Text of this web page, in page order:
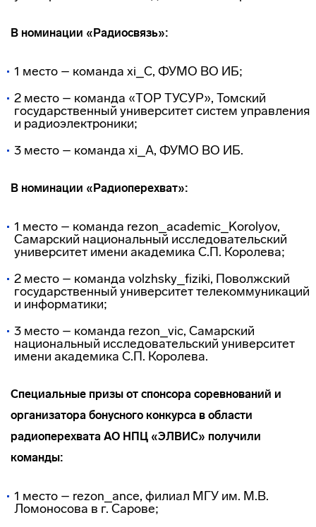
В номинации «Радиосвязь»:
1 место – команда xi_C, ФУМО ВО ИБ;
2 место – команда «ТОР ТУСУР», Томский
государственный университет систем управления
и радиоэлектроники;
3 место – команда xi_A, ФУМО ВО ИБ.
В номинации «Радиоперехват»:
1 место – команда rezon_academic_Korolyov,
Самарский национальный исследовательский
университет имени академика С.П. Королева;
2 место – команда volzhsky_fiziki, Поволжский
государственный университет телекоммуникаций
и информатики;
3 место – команда rezon_vic, Самарский
национальный исследовательский университет
имени академика С.П. Королева.
Специальные призы от спонсора соревнований и
организатора бонусного конкурса в области
радиоперехвата АО НПЦ «ЭЛВИС» получили
команды:
1 место – rezon_ance, филиал МГУ им. М.В.
Ломоносова в г. Сарове;